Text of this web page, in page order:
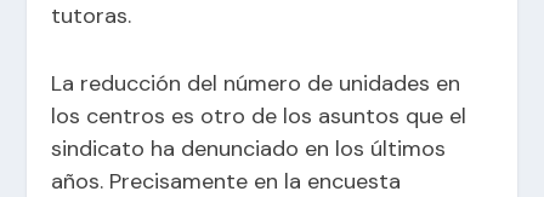
tutoras.
La reducción del número de unidades en
los centros es otro de los asuntos que el
sindicato ha denunciado en los últimos
años. Precisamente en la encuesta